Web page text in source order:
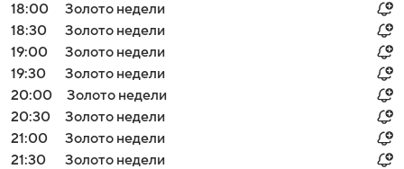
18:00
Золото недели
18:30
Золото недели
19:00
Золото недели
19:30
Золото недели
20:00
Золото недели
20:30
Золото недели
21:00
Золото недели
21:30
Золото недели